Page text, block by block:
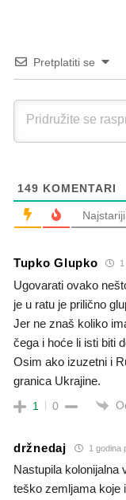
Pretplatiti se
149 KOMENTARI
Najstariji
Tupko Glupko
Ugovarati ovako
je u ratu je prilično
Jer ne znaš koliko
čega i hoće li isti biti
Osim ako izuzetni i
granica Ukrajine.
1 0
držnedaj 1 godina
Nastupila kolonijalna
teško zemljama koje